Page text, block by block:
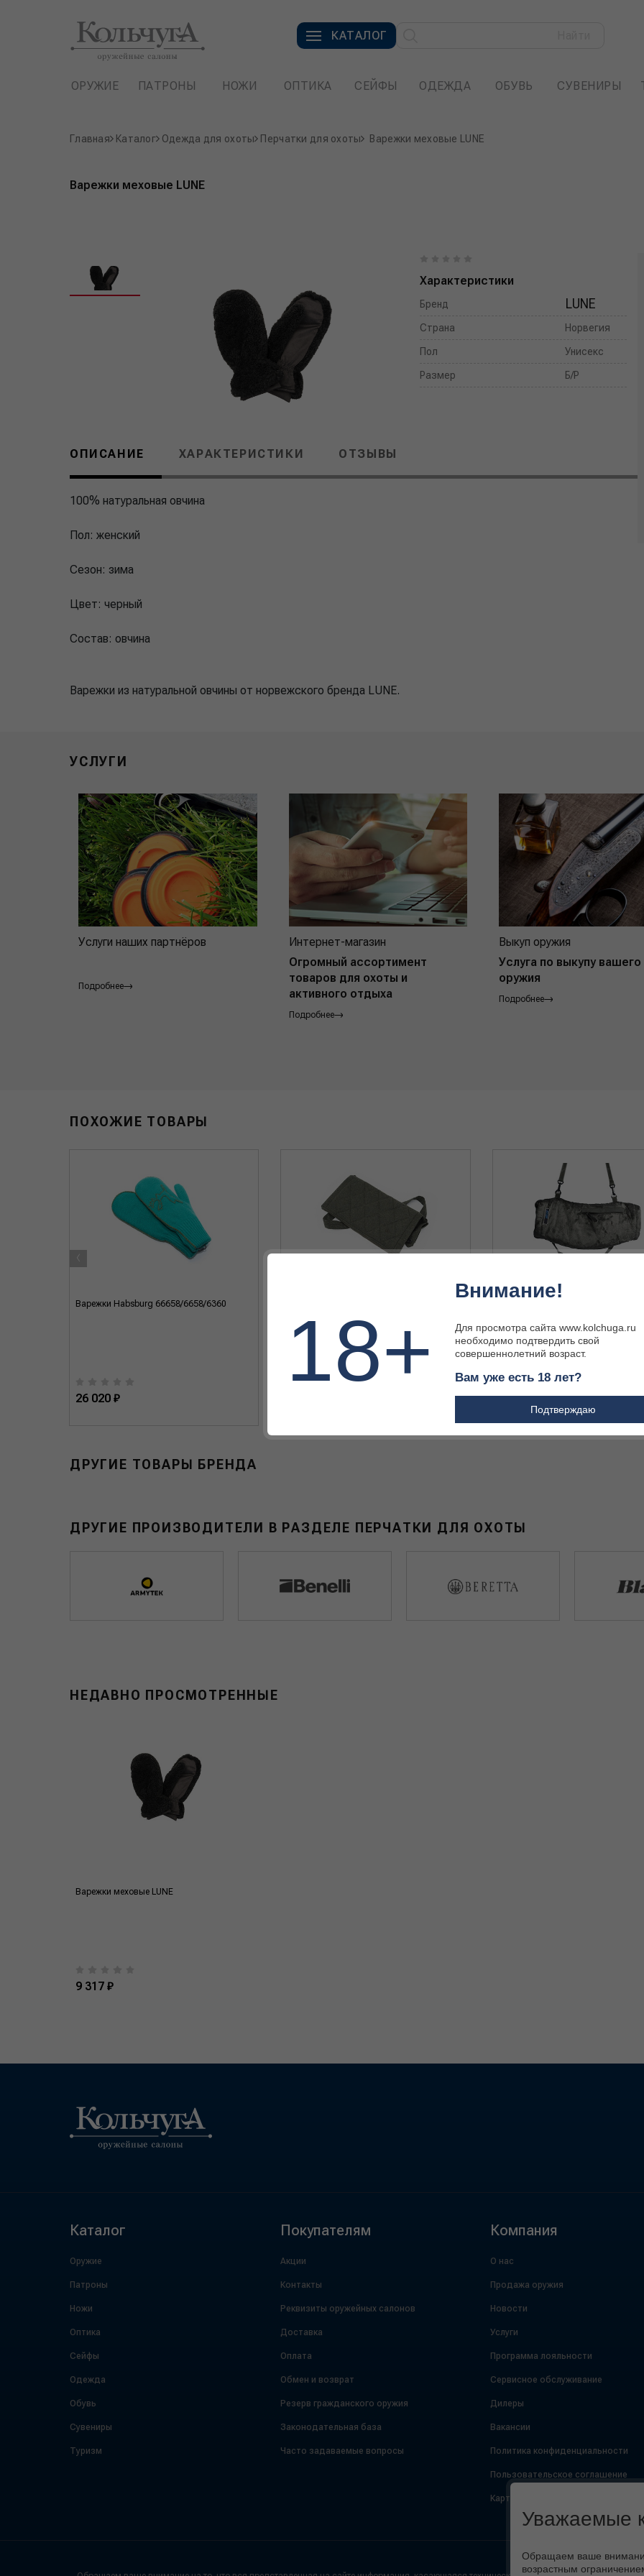
КАТАЛОГ
ОРУЖИЕ ПАТРОНЫ НОЖИ ОПТИКА СЕЙФЫ ОДЕЖДА ОБУВЬ СУВЕНИРЫ
Главная Каталог Одежда для охоты Перчатки для охоты Варежки меховые LUNE
Варежки меховые LUNE
Характеристики
Бренд LUNE
Страна Норвегия
Пол Унисекс
Размер Б/Р
ОПИСАНИЕ ХАРАКТЕРИСТИКИ ОТЗЫВЫ
100% натуральная овчина
Пол: женский
Сезон: зима
Цвет: черный
Состав: овчина
Варежки из натуральной овчины от норвежского бренда LUNE.
УСЛУГИ
Услуги наших партнёров
Подробнее
Интернет-магазин
Огромный ассортимент
товаров для охоты и
активного отдыха
Подробнее
Выкуп оружия
Услуга по выкупу вашего
оружия
Подробнее
ПОХОЖИЕ ТОВАРЫ
Варежки Habsburg 66658/6658/6360
26 020 ₽ 6 183 ₽
‹
ДРУГИЕ ТОВАРЫ БРЕНДА
ДРУГИЕ ПРОИЗВОДИТЕЛИ В РАЗДЕЛЕ ПЕРЧАТКИ ДЛЯ ОХОТЫ
НЕДАВНО ПРОСМОТРЕННЫЕ
Варежки меховые LUNE
9 317 ₽
Каталог
Оружие
Патроны
Ножи
Оптика
Сейфы
Одежда
Обувь
Сувениры
Туризм
Покупателям
Акции
Контакты
Реквизиты оружейных салонов
Доставка
Оплата
Обмен и возврат
Резерв гражданского оружия
Законодательная база
Часто задаваемые вопросы
Компания
О нас
Продажа оружия
Новости
Услуги
Программа лояльности
Сервисное обслуживание
Дилеры
Вакансии
Политика конфиденциальности
Пользовательское соглашение
Карта сайта
18+
Внимание!
Для просмотра сайта www.kolchuga.ru
необходимо подтвердить свой
совершеннолетний возраст.
Вам уже есть 18 лет?
Подтверждаю
Уважаемые
Обращаем ваше
возрастным